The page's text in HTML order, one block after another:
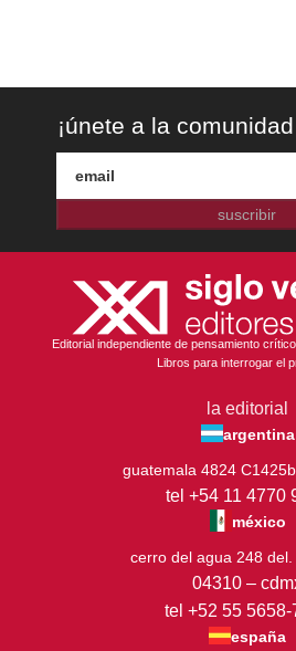
¡únete a la
suscribir
Editorial independiente de pensamiento
Libros para interrogar el
la editorial
argentina
guatemala 4824
tel +54 11 4770
méxico
cerro del agua 248 del.
04310 –
tel +52 55 5658-
españa